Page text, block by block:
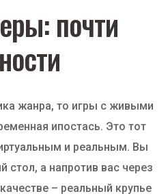
почти
жанра, то игры с живыми
ипостась. Это тот
и реальным. Вы
стол, а напротив вас через
– реальный крупье